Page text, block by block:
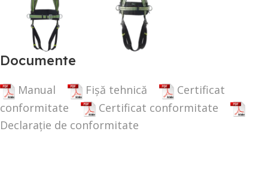
Documente
Manual Fișă tehnică
Certificat
conformitate
Certificat conformitate
Declarație de conformitate